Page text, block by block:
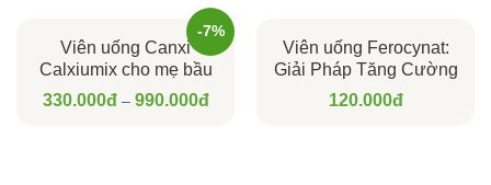
-7%
Viên uống Canxi
Calxiumix cho mẹ bầu
và mẹ sau sinh, nhập
330.000đ– 990.000đ
Viên uống Ferocynat:
Giải Pháp Tăng Cường
Sắt, Không Lo Nóng
120.000đ